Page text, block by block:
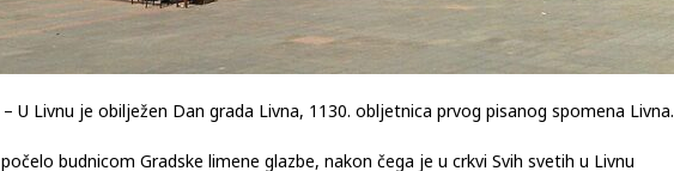
– U Livnu je obilježen Dan grada Livna, 1130. obljetnica prvog pisanog spomena Livna.
budnicom Gradske limene glazbe, nakon čega je u crkvi Svih svetih u Livnu